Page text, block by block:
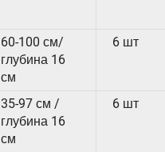
60-100 см/
глубина 16
см
6 шт
35-97 см /
глубина 16
см
6 шт